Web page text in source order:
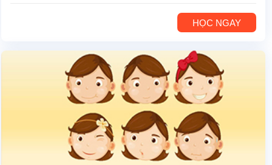
HỌC NGAY